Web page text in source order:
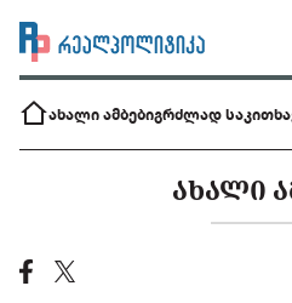
ახალი ამბებიგრძლად
ᲐᲮᲐᲚᲘ